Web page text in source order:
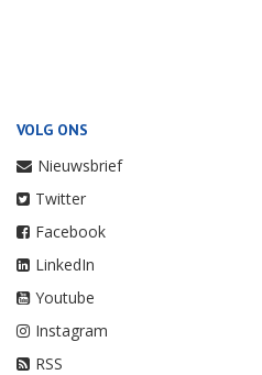
VOLG ONS
Nieuwsbrief
Twitter
Facebook
LinkedIn
Youtube
Instagram
RSS